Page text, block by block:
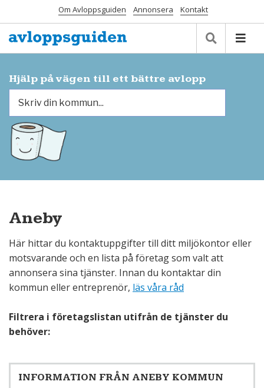
Om Avloppsguiden Annonsera Kontakt
Hjälp på vägen till ett bättre avlopp
Aneby
Här hittar du kontaktuppgifter till ditt miljökontor eller
motsvarande och en lista på företag som valt att
annonsera sina tjänster. Innan du kontaktar din
kommun eller entreprenör, läs våra råd
Filtrera i företagslistan utifrån de tjänster du
behöver:
INFORMATION FRÅN ANEBY KOMMUN